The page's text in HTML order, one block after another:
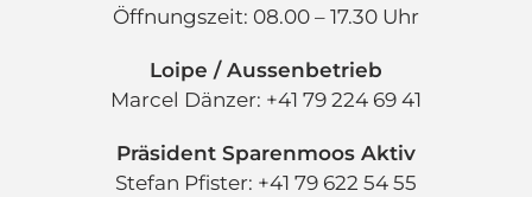
Öffnungszeit: 08.00 – 17.30 Uhr
Loipe / Aussenbetrieb
Marcel Dänzer: +41 79 224 69 41
Präsident Sparenmoos Aktiv
Stefan Pfister: +41 79 622 54 55